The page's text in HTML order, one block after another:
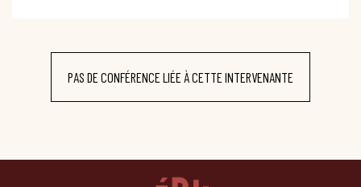
PAS DE CONFÉRENCE LIÉE À CETTE INTERVENANTE